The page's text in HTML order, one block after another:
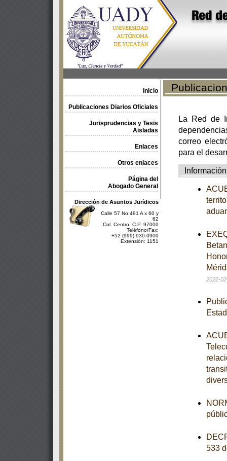
Inicio
Publicaciones Diarios Oficiales
Jurisprudencias y Tesis
Aisladas
Enlaces
Otros enlaces
Página del
Abogado General
Dirección de Asuntos Jurídicos
Calle 57 No 491 A x 60 y
62
Col. Centro, C.P. 97000
Teléfono/Fax:
+52 (999) 930-0900
Extensión: 1151
La Red de
correo
para el
Información
2022-
533